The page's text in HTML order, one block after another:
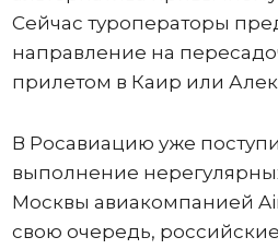
Сейчас туроператоры
направление на
прилетом в Каир или
В Росавиацию уже
выполнение
Москвы авиакомпанией Air
свою очередь,